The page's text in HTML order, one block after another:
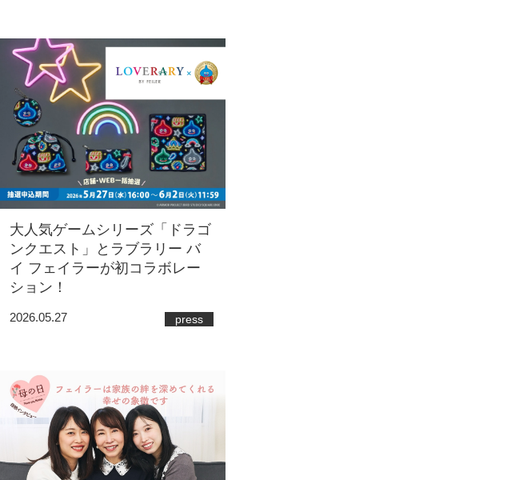
大人気ゲームシリーズ「ドラゴ
ンクエスト」とラブラリー バ
イ フェイラーが初コラボレー
ション！
2026.05.27 press